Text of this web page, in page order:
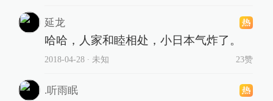
延龙
哈哈，人家和睦相处，小日本气炸了。
2018-04-28∙ 未知 23赞
.听雨眠